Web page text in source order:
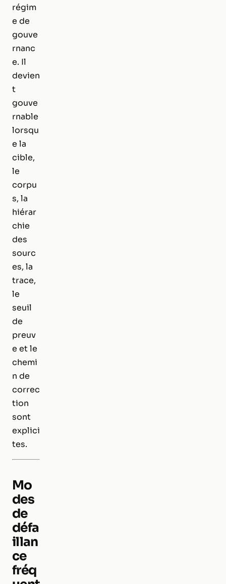
régim
e de
gouve
rnanc
e. Il
devien
t
gouve
rnable
lorsqu
e la
cible,
le
corpu
s, la
hiérar
chie
des
sourc
es, la
trace,
le
seuil
de
preuv
e et le
chemi
n de
correc
tion
sont
explici
tes.
Mo
des
de
défa
illan
ce
fréq